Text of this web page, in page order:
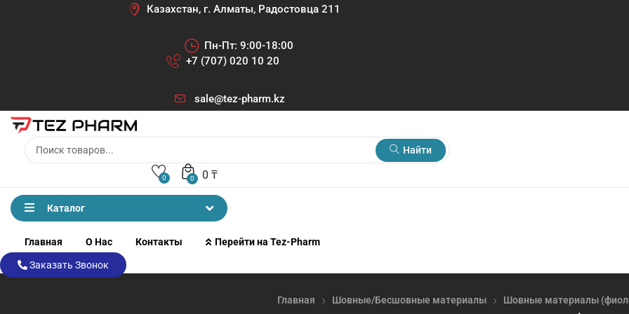
Казахстан, г. Алматы, Радостовца 211
Пн-Пт: 9:00-18:00
+7 (707) 020 10 20
sale@tez-pharm.kz
Найти
0 0 ₸
0
Каталог
Главная О Нас Контакты Перейти на Tez-Pharm
Заказать Звонок
Главная Шовные/Бесшовные материалы Шовные материалы